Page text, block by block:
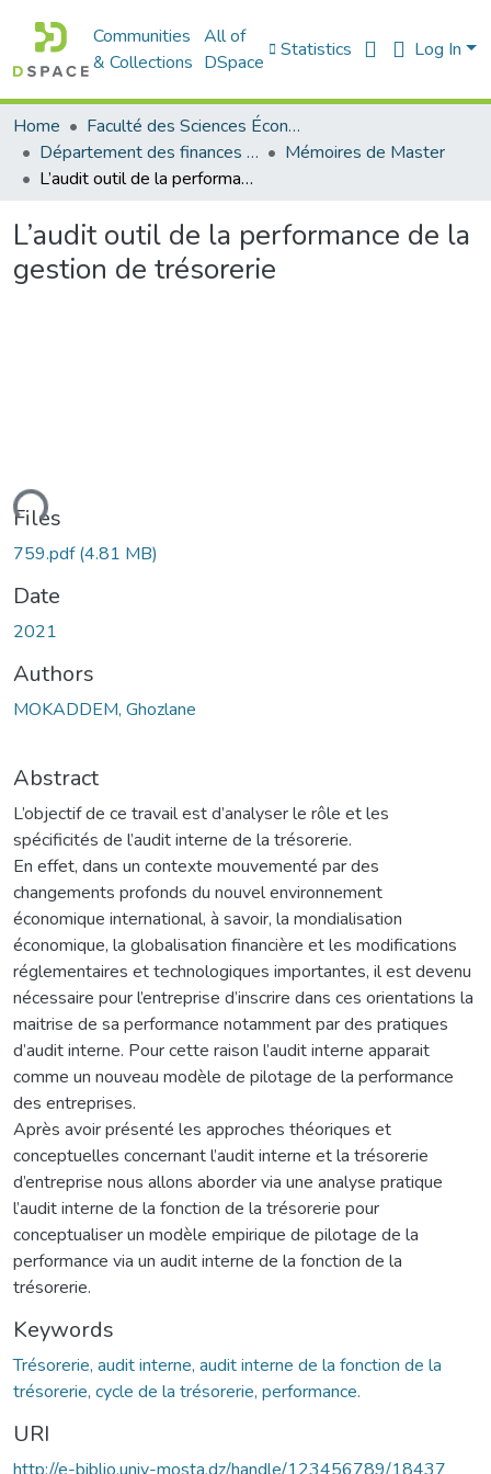
Communities
& Collections
All of
DSpace
Statistics Log In
Home
Faculté des Sciences Économiques Commerciales et des Sciences de Gestion
Département des finances et de comptabilité
Mémoires de Master
L’audit outil de la performance de la gestion de trésorerie
L’audit outil de la performance de la
gestion de trésorerie
Files
759.pdf(4.81 MB)
Date
2021
Authors
MOKADDEM, Ghozlane
Abstract
L’objectif de ce travail est d’analyser le rôle et les
spécificités de l’audit interne de la trésorerie.
En effet, dans un contexte mouvementé par des
changements profonds du nouvel environnement
économique international, à savoir, la mondialisation
économique, la globalisation financière et les modifications
réglementaires et technologiques importantes, il est devenu
nécessaire pour l’entreprise d’inscrire dans ces orientations la
maitrise de sa performance notamment par des pratiques
d’audit interne. Pour cette raison l’audit interne apparait
comme un nouveau modèle de pilotage de la performance
des entreprises.
Après avoir présenté les approches théoriques et
conceptuelles concernant l’audit interne et la trésorerie
d’entreprise nous allons aborder via une analyse pratique
l’audit interne de la fonction de la trésorerie pour
conceptualiser un modèle empirique de pilotage de la
performance via un audit interne de la fonction de la
trésorerie.
Keywords
Trésorerie, audit interne, audit interne de la fonction de la
trésorerie, cycle de la trésorerie, performance.
URI